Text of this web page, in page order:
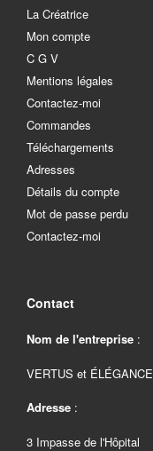
La Créatrice
Mon compte
C G V
Mentions légales
Contactez-moi
Commandes
Téléchargements
Adresses
Détails du compte
Mot de passe perdu
Contactez-moi
Contact
Nom de l'entreprise :
VERTUS et ÉLÉGANCE
Adresse :
3 Impasse de l'Hôpital